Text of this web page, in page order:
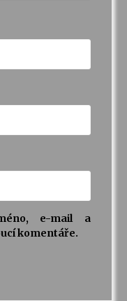
e-mail a
komentáře.